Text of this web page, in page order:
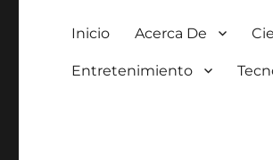
Inicio Acerca De
Entretenimiento